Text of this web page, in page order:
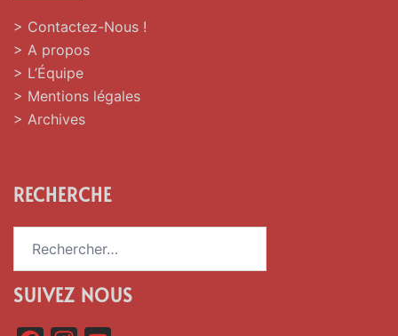
> Contactez-Nous !
> A propos
> L’Équipe
> Mentions légales
> Archives
RECHERCHE
SUIVEZ NOUS